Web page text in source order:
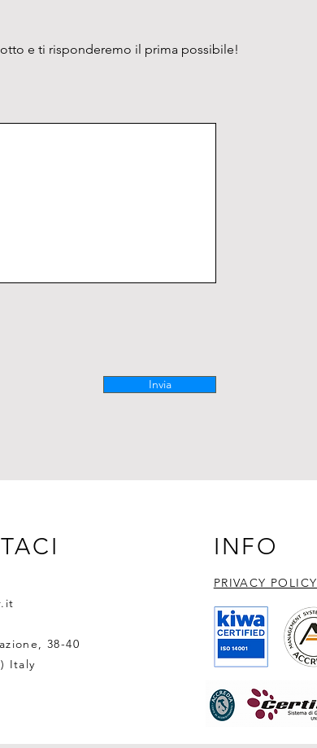
e ti risponderemo il prima possibile!
Invia
38-40
Italy
INFO
PRIVACY POLICY​